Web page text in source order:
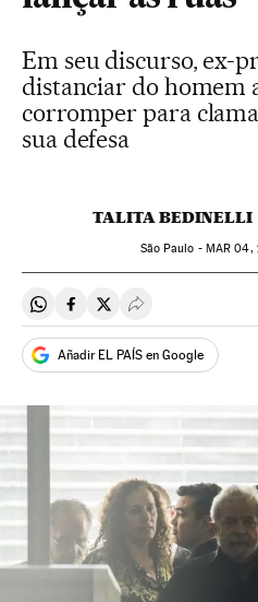
Em seu discurso, ex-
distanciar do homem
corromper para
sua defesa
TALITA BEDINELLI
São Paulo - MAR 04,
Compartir en Whatsapp
Compartir en Facebook
Compartir en Twitter
Desplegar
Añadir EL PAÍS en Google